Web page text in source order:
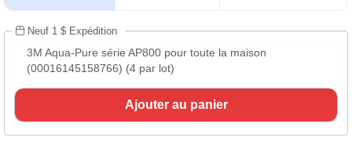
Neuf 1 $ Expédition
3M Aqua-Pure série AP800 pour toute la maison
(00016145158766) (4 par lot)
Ajouter au panier